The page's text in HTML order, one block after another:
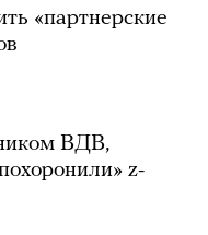
«партнерские
ВДВ,
z-